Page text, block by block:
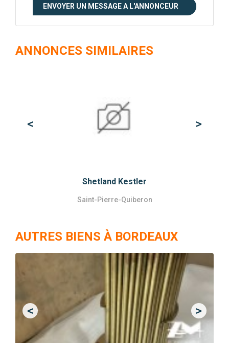
ENVOYER UN MESSAGE A L'ANNONCEUR
ANNONCES SIMILAIRES
Shetland Kestler
Saint-Pierre-Quiberon
<Previous >Next
AUTRES BIENS À BORDEAUX
<Previous >Next